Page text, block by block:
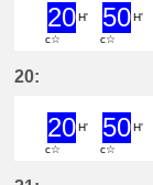
20H'
c☆
50H'
c☆
20:
20H'
c☆
50H'
c☆